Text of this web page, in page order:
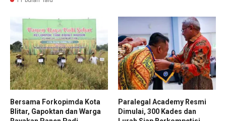
Bersama Forkopimda Kota
Blitar, Gapoktan dan Warga
Paralegal Academy Resmi
Dimulai, 300 Kades dan